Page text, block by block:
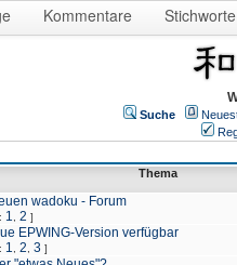
Kommentare Stichworte
Suche
Thema
wadoku - Forum
1 2 ]
EPWING-Version verfügbar
1 2 3 ]